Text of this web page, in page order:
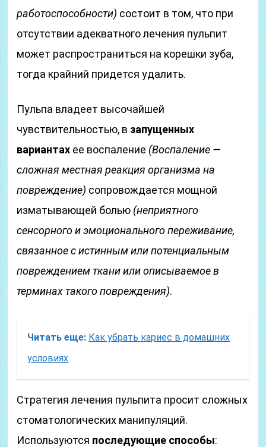
работоспособности) состоит в том, что при
отсутствии адекватного лечения пульпит
может распространиться на корешки зуба,
тогда крайний придется удалить.
Пульпа владеет высочайшей
чувствительностью, в запущенных
вариантах ее воспаление (Воспаление —
сложная местная реакция организма на
повреждение) сопровождается мощной
изматывающей болью (неприятного
сенсорного и эмоционального переживание,
связанное с истинным или потенциальным
повреждением ткани или описываемое в
терминах такого повреждения).
Читать еще: Как убрать кариес в домашних
условиях
Стратегия лечения пульпита просит сложных
стоматологических манипуляций.
Используются последующие способы: